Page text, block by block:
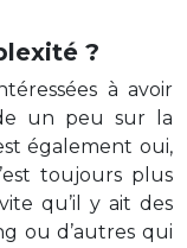
?
à avoir
un peu sur la
également oui,
toujours plus
qu’il y ait des
ou d’autres qui